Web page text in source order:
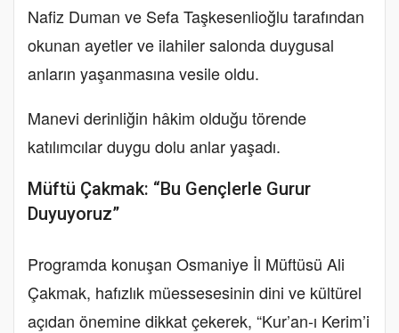
Nafiz Duman ve Sefa Taşkesenlioğlu tarafından
okunan ayetler ve ilahiler salonda duygusal
anların yaşanmasına vesile oldu.
Manevi derinliğin hâkim olduğu törende
katılımcılar duygu dolu anlar yaşadı.
Müftü Çakmak: “Bu Gençlerle Gurur
Duyuyoruz”
Programda konuşan Osmaniye İl Müftüsü Ali
Çakmak, hafızlık müessesesinin dini ve kültürel
açıdan önemine dikkat çekerek, “Kur’an-ı Kerim’i